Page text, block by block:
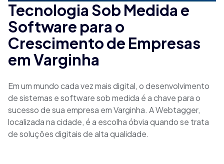
Tecnologia Sob Medida e
Software para o
Crescimento de Empresas
em Varginha
Em um mundo cada vez mais digital, o desenvolvimento
de sistemas e software sob medida é a chave para o
sucesso de sua empresa em Varginha. A Webtagger,
localizada na cidade, é a escolha óbvia quando se trata
de soluções digitais de alta qualidade.